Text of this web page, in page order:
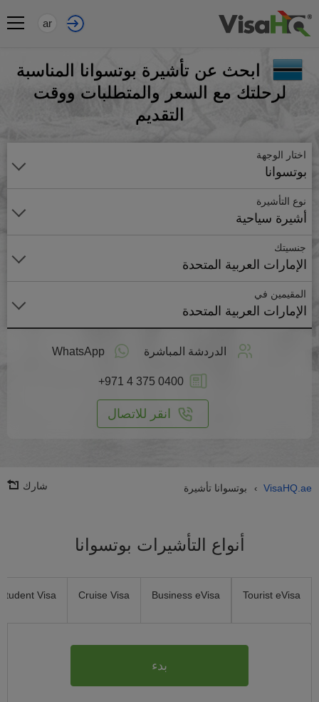
ar
ابحث عن تأشيرة بوتسوانا المناسبة
لرحلتك مع السعر والمتطلبات ووقت
التقديم
اختار الوجهة
بوتسوانا
نوع التأشيرة
أشيرة سياحية
جنسيتك
الإمارات العربية المتحدة
المقيمين في
الإمارات العربية المتحدة
على
الدردشة المباشرة WhatsApp
+971 4 375 0400
انقر للاتصال
VisaHQ.ae
› بوتسوانا تأشيرة شارك
أنواع التأشيرات بوتسوانا
Tourist eVisa
Business eVisa
Cruise Visa
Student Visa
بدء